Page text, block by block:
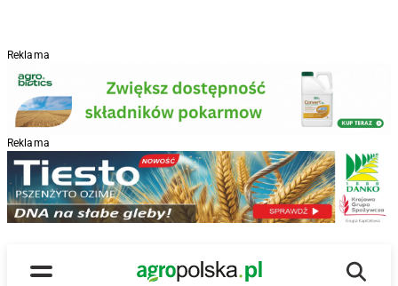
Reklama
Reklama
Menu
Main Logo